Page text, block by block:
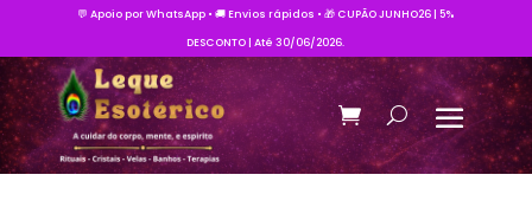
💬 Apoio por WhatsApp • 🚚 Envios rápidos • 🎁 CUPÃO JUNHO26 | 5%
DESCONTO | Até 30/06/2026.